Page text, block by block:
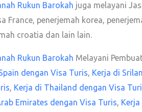
Rukun Barokah juga melayani
France, penerjemah korea,
croatia dan lain lain.
Rukun Barokah Melayani
dengan Visa Turis, Kerja di
, Kerja di Thailand dengan Visa
Emirates dengan Visa Turis,